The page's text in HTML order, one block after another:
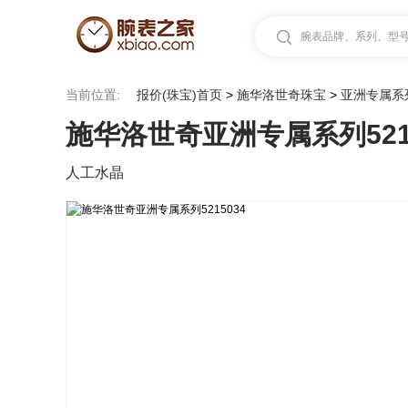
腕表品牌、系列、型
当前位置: 报价(珠宝)首页 > 施华洛世奇珠宝 > 亚洲专属系
施华洛世奇亚洲专属系列
人工水晶